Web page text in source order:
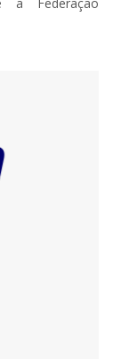
a Federação